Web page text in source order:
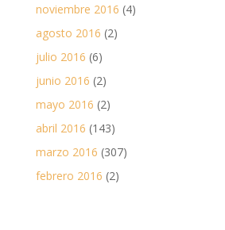
noviembre 2016 (4)
agosto 2016 (2)
julio 2016 (6)
junio 2016 (2)
mayo 2016 (2)
abril 2016 (143)
marzo 2016 (307)
febrero 2016 (2)